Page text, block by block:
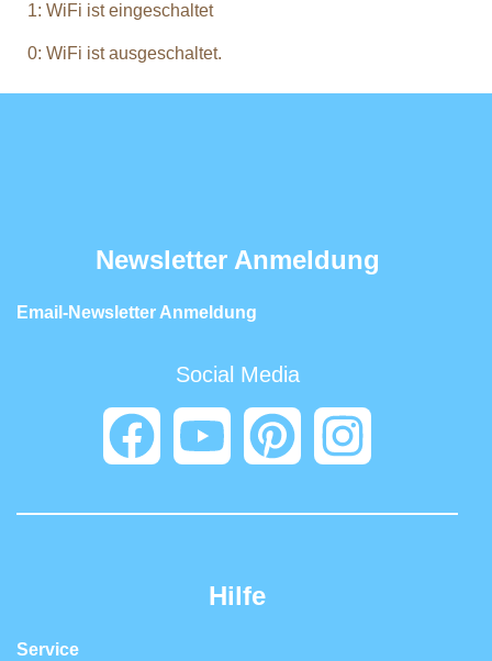
1: WiFi ist eingeschaltet
0: WiFi ist ausgeschaltet.
Newsletter Anmeldung
Email-Newsletter Anmeldung
Social Media
Hilfe
Service